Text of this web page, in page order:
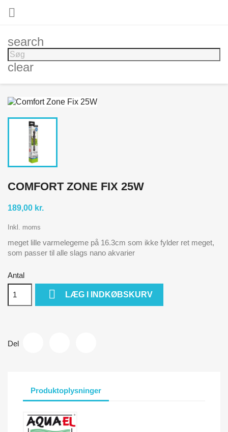

search
clear
COMFORT ZONE FIX 25W
189,00 kr.
Inkl. moms
meget lille varmelegeme på 16.3cm som ikke fylder ret meget,
som passer til alle slags nano akvarier
Antal
 LÆG I INDKØBSKURV
Del
Produktoplysninger